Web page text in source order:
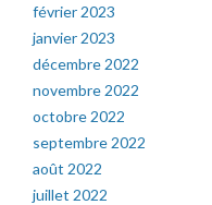
février 2023
janvier 2023
décembre 2022
novembre 2022
octobre 2022
septembre 2022
août 2022
juillet 2022